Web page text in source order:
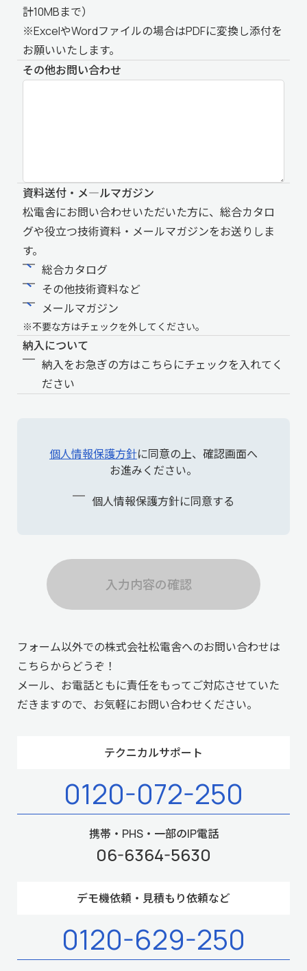
計10MBまで）
※ExcelやWordファイルの場合はPDFに変換し添付を
お願いいたします。
その他お問い合わせ
資料送付・メ―ルマガジン
松電舎にお問い合わせいただいた方に、総合カタロ
グや役立つ技術資料・メールマガジンをお送りしま
す。
総合カタログ
その他技術資料など
メールマガジン
※不要な方はチェックを外してください。
納入について
納入をお急ぎの方はこちらにチェックを入れてく
ださい
個人情報保護方針に同意の上、確認画面へ
お進みください。
個人情報保護方針に同意する
入力内容の確認
フォーム以外での株式会社松電舎へのお問い合わせは
こちらからどうぞ！
メール、お電話ともに責任をもってご対応させていた
だきますので、お気軽にお問い合わせください。
テクニカルサポート
0120-072-250
携帯・PHS・一部のIP電話
06-6364-5630
デモ機依頼・見積もり依頼など
0120-629-250